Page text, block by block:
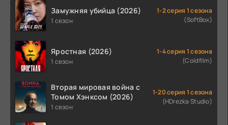
Замужняя убийца (2026)
1 сезон
1-2 серия 1 сезона
(SoftBox)
Яростная (2026)
1 сезон
1-4 серия 1 сезона
(Coldfilm)
Вторая мировая война с
Томом Хэнксом (2026)
1 сезон
1-20 серия 1 сезона
(HDrezka Studio)